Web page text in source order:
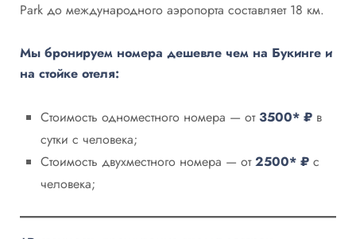
Park до международного аэропорта составляет 18 км.
Мы бронируем номера дешевле чем на Букинге и
на стойке отеля:
Стоимость одноместного номера — от 3500* ₽ в
сутки с человека;
Стоимость двухместного номера — от2500* ₽ с
человека;